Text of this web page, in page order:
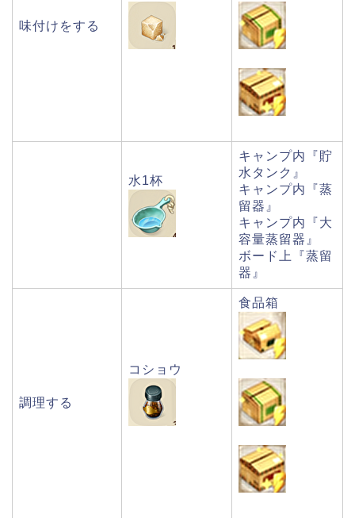
味付けをする
水1杯
キャンプ内『貯
水タンク』
キャンプ内『蒸
留器』
キャンプ内『大
容量蒸留器』
ボード上『蒸留
器』
調理する
コショウ
食品箱